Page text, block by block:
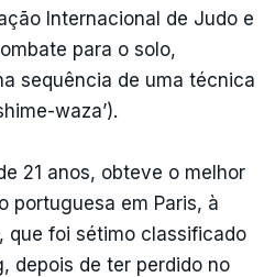
Internacional de Judo e
para o solo,
sequência de uma técnica
waza’).
21 anos, obteve o melhor
portuguesa em Paris, à
que foi sétimo classificado
depois de ter perdido no